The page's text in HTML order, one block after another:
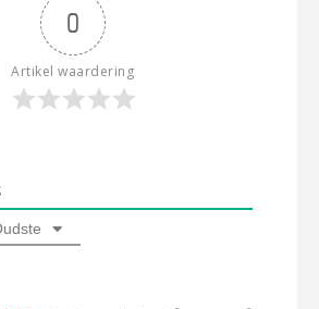
0
Artikel waardering